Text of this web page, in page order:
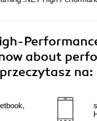
about
przeczytasz na: